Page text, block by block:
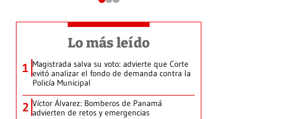
Lo más leído
1 Magistrada salva su voto: advierte que Corte
evitó analizar el fondo de demanda contra la
Policía Municipal
2 Víctor Álvarez: Bomberos de Panamá
advierten de retos y emergencias